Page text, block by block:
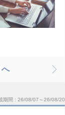
期間 26/08/07～26/08/20